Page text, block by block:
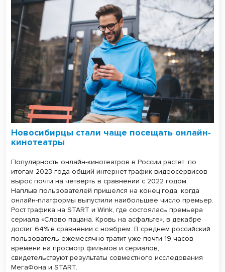
Новосибирцы стали чаще посещать онлайн-
кинотеатры
Популярность онлайн-кинотеатров в России растет: по
итогам 2023 года общий интернет-трафик видеосервисов
вырос почти на четверть в сравнении с 2022 годом.
Наплыв пользователей пришелся на конец года, когда
онлайн-платформы выпустили наибольшее число премьер.
Рост трафика на START и Wink, где состоялась премьера
сериала «Слово пацана. Кровь на асфальте», в декабре
достиг 64% в сравнении с ноябрем. В среднем российский
пользователь ежемесячно тратит уже почти 19 часов
времени на просмотр фильмов и сериалов,
свидетельствуют результаты совместного исследования
МегаФона и START.